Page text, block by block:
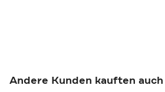
Andere Kunden kauften auch